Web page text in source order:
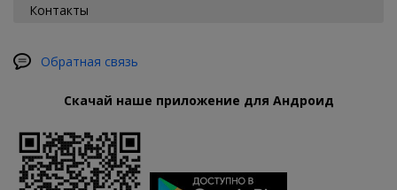
Контакты
Обратная связь
Скачай наше приложение для Андроид